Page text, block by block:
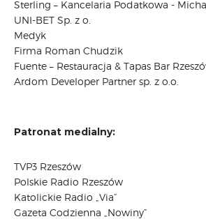
Sterling – Kancelaria Podatkowa -
UNI-BET Sp. z o.
Medyk
Firma Roman Chudzik
Fuente – Restauracja & Tapas Bar
Ardom Developer Partner sp. z o.o.
Patronat medialny:
TVP3 Rzeszów
Polskie Radio Rzeszów
Katolickie Radio „Via”
Gazeta Codzienna „Nowiny”